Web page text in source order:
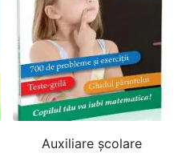
Auxiliare şcolare